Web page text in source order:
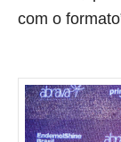
com o